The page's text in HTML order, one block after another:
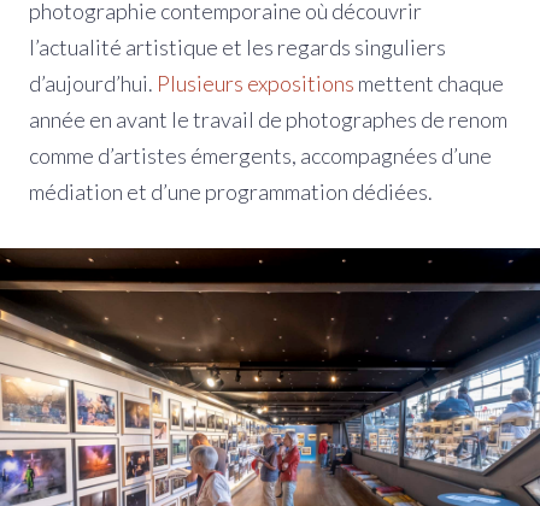
photographie contemporaine où découvrir
l’actualité artistique et les regards singuliers
d’aujourd’hui. Plusieurs expositions mettent chaque
année en avant le travail de photographes de renom
comme d’artistes émergents, accompagnées d’une
médiation et d’une programmation dédiées.